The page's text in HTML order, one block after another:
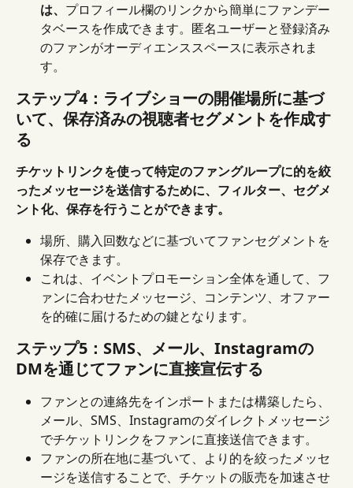
は、 プロフィール欄のリンクから簡単にファンデー
タベースを作成できます。匿名ユーザーと登録済み
のファンがオーディエンススペースに表示されま
す。
ステップ4：ライブショーの開催場所に基づ
いて、保存済みの視聴者セグメントを作成す
る
チケットリンクを使って特定のファングループに的を絞
ったメッセージを送信するために、フィルター、セグメ
ント化、保存を行うことができます。
場所、購入回数などに基づいてファンセグメントを
保存できます。
これは、イベントプロモーション全体を通して、フ
ァンに合わせたメッセージ、コンテンツ、オファー
を的確に届けるための鍵となります。
ステップ5：SMS、メール、Instagramの
DMを通じてファンに直接宣伝する
ファンとの連絡先をインポートまたは構築したら、
メール、SMS、Instagramのダイレクトメッセージ
でチケットリンクをファンに直接送信できます。
ファンの所在地に基づいて、より的を絞ったメッセ
ージを送信することで、チケットの販売を加速させ